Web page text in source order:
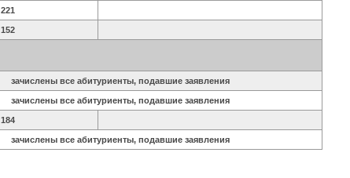
221
152
зачислены все абитуриенты, подавшие заявления
зачислены все абитуриенты, подавшие заявления
184
зачислены все абитуриенты, подавшие заявления